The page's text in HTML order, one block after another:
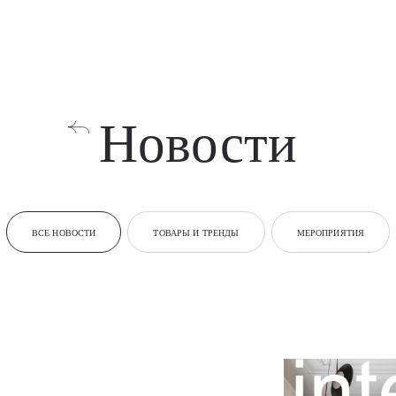
Новости
ВСЕ НОВОСТИ ТОВАРЫ И ТРЕНДЫ МЕРОПРИЯТИЯ